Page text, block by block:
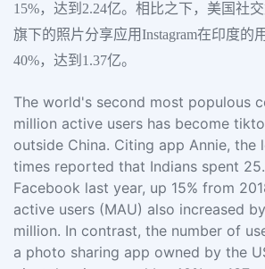
15%，达到2.24亿。相比之下，美国社
旗下的照片分享应用Instagram在印度的
40%，达到1.37亿。
The world's second most populous
million active users has become
outside China. Citing app Annie, the
times reported that Indians spent
Facebook last year, up 15% from
active users (MAU) also increased
million. In contrast, the number of
a photo sharing app owned by the